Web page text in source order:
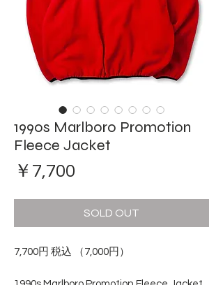
1990s Marlboro Promotion
Fleece Jacket
￥7,700
SOLD OUT
7,700円 税込 （7,000円）